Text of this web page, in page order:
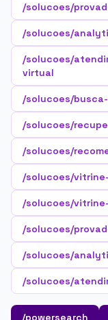
/solucoes/
/solucoes/
/solucoes/
virtual
/solucoes/
/solucoes/
/solucoes/
/solucoes/
/solucoes/
/solucoes/
/solucoes/
/solucoes/
/powersearch